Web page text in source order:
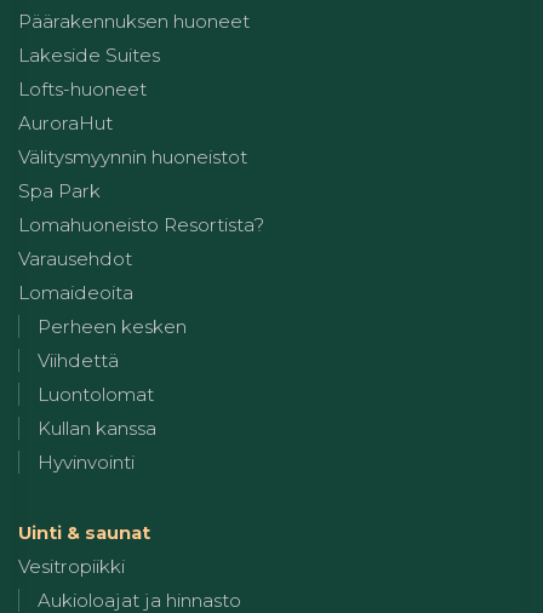
Päärakennuksen huoneet
Lakeside Suites
Lofts-huoneet
AuroraHut
Välitysmyynnin huoneistot
Spa Park
Lomahuoneisto Resortista?
Varausehdot
Lomaideoita
Perheen kesken
Viihdettä
Luontolomat
Kullan kanssa
Hyvinvointi
Uinti & saunat
Vesitropiikki
Aukioloajat ja hinnasto